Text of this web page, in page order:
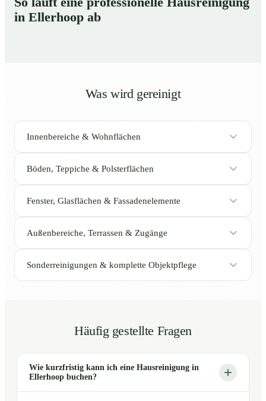
in Ellerhoop ab
Was wird gereinigt
Innenbereiche & Wohnflächen
Böden, Teppiche & Polsterflächen
Fenster, Glasflächen & Fassadenelemente
Außenbereiche, Terrassen & Zugänge
Sonderreinigungen & komplette Objektpflege
Häufig gestellte Fragen
Wie kurzfristig kann ich eine Hausreinigung in
Ellerhoop buchen?